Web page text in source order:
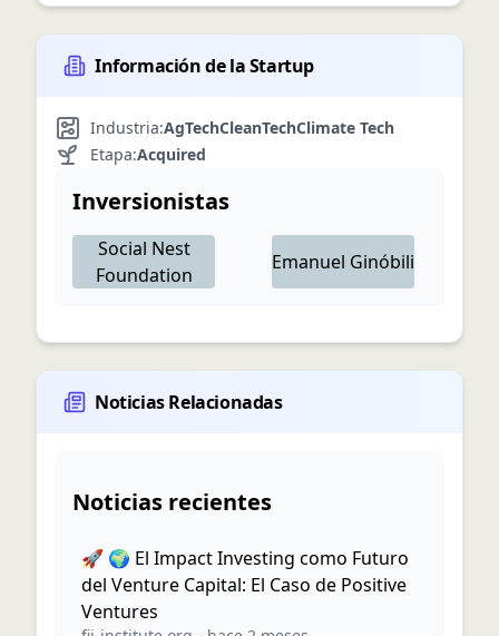
Información de la Startup
Industria:AgTechCleanTechClimate Tech
Etapa:Acquired
Inversionistas
Social Nest
Foundation
Emanuel Ginóbili
Noticias Relacionadas
Noticias recientes
🚀 🌍 El Impact Investing como Futuro
del Venture Capital: El Caso de Positive
Ventures